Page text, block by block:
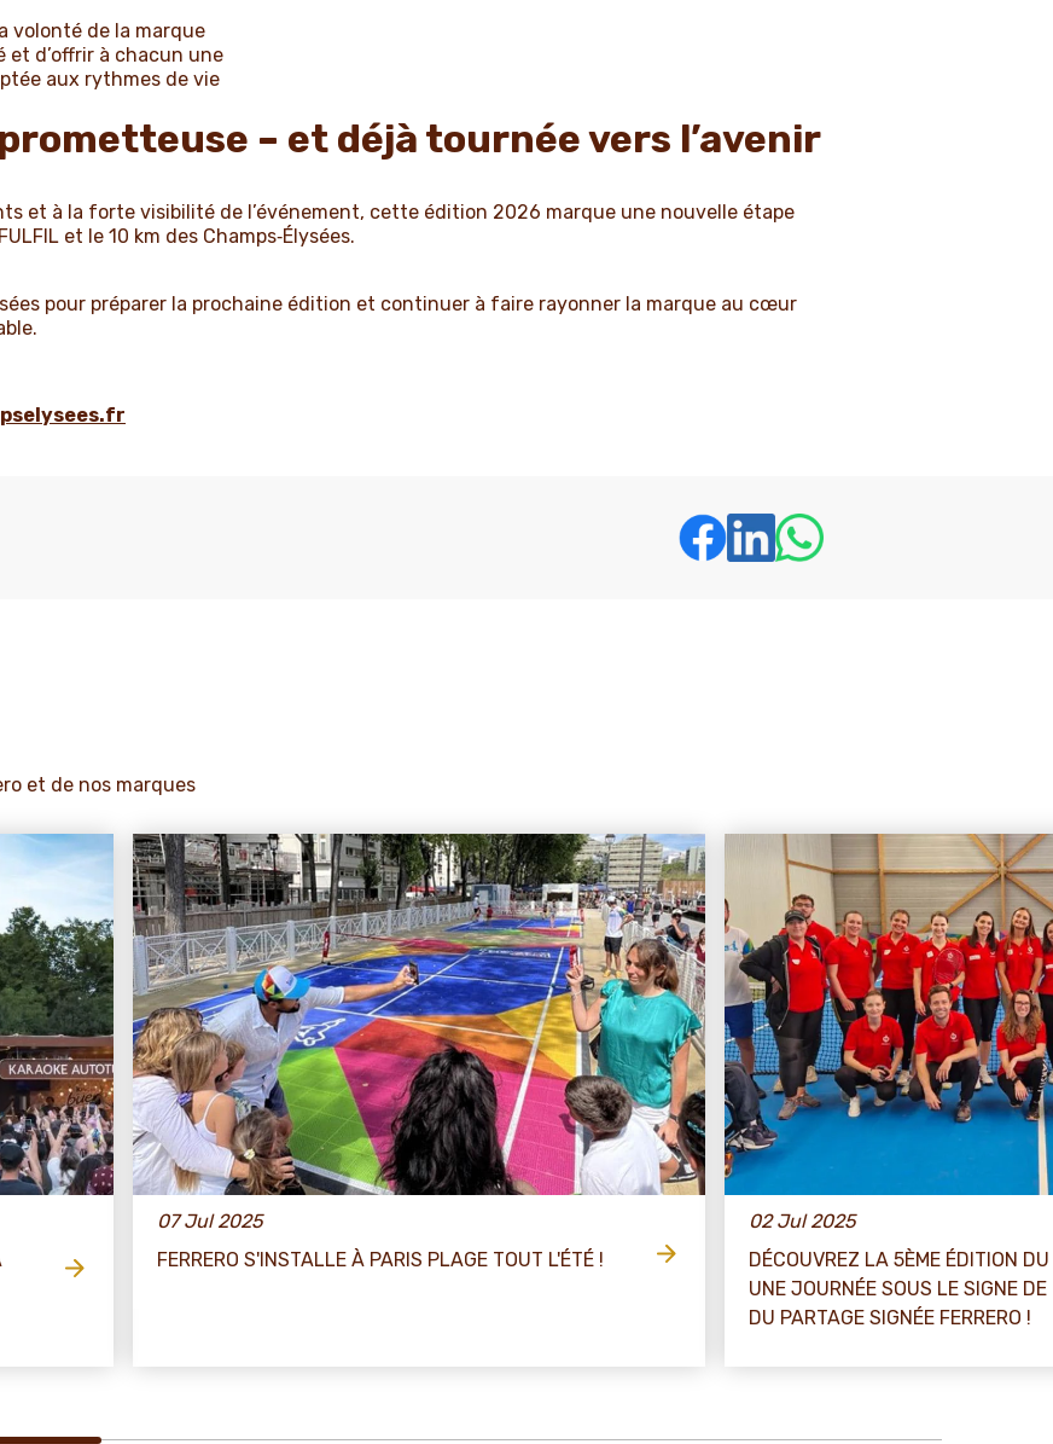
volonté de la marque
et d’offrir à chacun une
aux rythmes de vie
– et déjà tournée vers l’avenir
et à la forte visibilité de l’événement, cette édition 2026 marque une nouvelle étape
et le 10 km des Champs‑Élysées.
pour préparer la prochaine édition et continuer à faire rayonner la marque au cœur
et de nos marques
07 Jul 2025
FERRERO S'INSTALLE À PARIS PLAGE TOUT L'ÉTÉ !
02 Jul 2025
DÉCOUVREZ LA 5ÈME ÉDITION
UNE JOURNÉE SOUS LE SIGNE
DU PARTAGE SIGNÉE FERRERO !